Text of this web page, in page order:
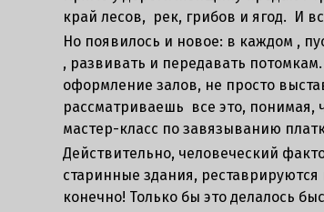
край лесов, рек, грибов и ягод. И
Но появилось и новое: в каждом ,
, развивать и передавать
оформление залов, не просто
рассматриваешь все это,
мастер-класс по завязыванию
Действительно, человеческий
старинные здания,
конечно! Только бы это делалось